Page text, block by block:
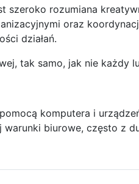
szeroko rozumiana
oraz
działań.
tak samo, jak nie każdy
komputera i
warunki biurowe, często z